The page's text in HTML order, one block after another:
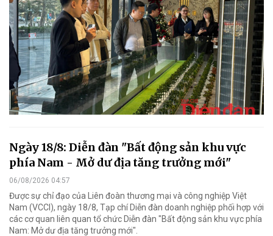
Ngày 18/8: Diễn đàn "Bất động sản khu vực
phía Nam - Mở dư địa tăng trưởng mới"
06/08/2026 04:57
Được sự chỉ đạo của Liên đoàn thương mại và công nghiệp Việt
Nam (VCCI), ngày 18/8, Tạp chí Diễn đàn doanh nghiệp phối hợp với
các cơ quan liên quan tổ chức Diễn đàn "Bất động sản khu vực phía
Nam: Mở dư địa tăng trưởng mới".